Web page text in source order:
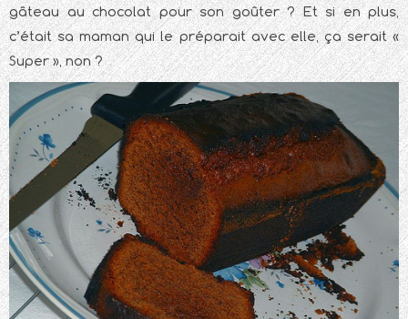
gâteau au chocolat pour son goûter ? Et si en plus,
c’était sa maman qui le préparait avec elle, ça serait «
Super », non ?